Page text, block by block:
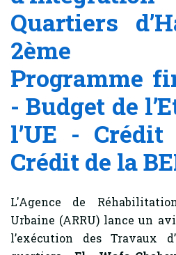
Quartiers
2ème
Programme
- Budget de
l’UE - Crédit
Crédit de la
L'Agence de
Urbaine (ARRU) lance un
l’exécution des Travaux